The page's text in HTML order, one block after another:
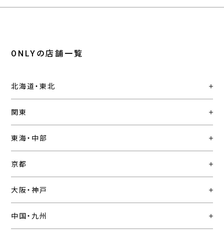
ONLYの店舗一覧
北海道・東北
関東
東海・中部
京都
大阪・神戸
中国・九州